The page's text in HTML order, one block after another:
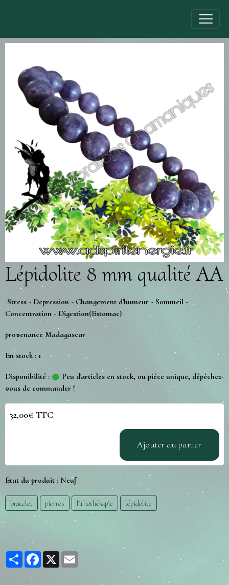
Lépidolite 8 mm qualité AA
Stress - Depression - Changement d'humeur - Sommeil -
Concentration - Digestion(Estomac)
provenance Madagascar
En stock : 1
Disponibilité :
Peu d'articles en stock, ou pièce unique, dépêchez-
vous de commander !
32,00€ TTC
Ajouter au panier
État du produit : Neuf
bracelet pierres lithothérapie lépidolite
PartagerFacebook
X